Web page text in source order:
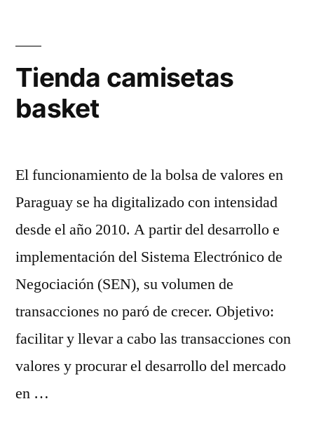
Tienda camisetas
basket
El funcionamiento de la bolsa de valores en
Paraguay se ha digitalizado con intensidad
desde el año 2010. A partir del desarrollo e
implementación del Sistema Electrónico de
Negociación (SEN), su volumen de
transacciones no paró de crecer. Objetivo:
facilitar y llevar a cabo las transacciones con
valores y procurar el desarrollo del mercado
en …